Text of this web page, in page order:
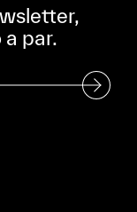
par.